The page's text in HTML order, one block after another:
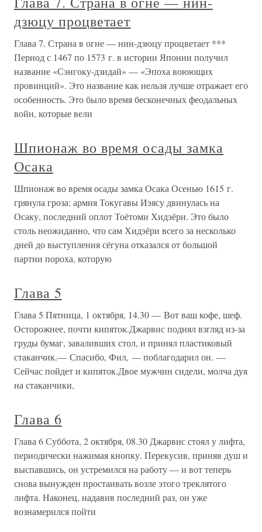
дзюцу процветает
Глава 7. Страна в огне — нин-дзюцу процветает ***
Период с 1467 по 1573 г. в истории Японии получил
название «Сэнгоку-дзидай» — «Эпоха воюющих
провинций». Это название как нельзя лучше отражает его
особенность. Это было время бесконечных феодальных
войн, которые вели
Шпионаж во время осады замка
Осака
Шпионаж во время осады замка Осака Осенью 1615 г.
грянула гроза: армия Токугавы Иэясу двинулась на
Осаку, последний оплот Тоётоми Хидэёри. Это было
столь неожиданно, что сам Хидэёри всего за несколько
дней до выступления сёгуна отказался от большой
партии пороха, которую
Глава 5
Глава 5 Пятница, 1 октября, 14.30 — Вот ваш кофе, шеф.
Осторожнее, почти кипяток.Джарвис поднял взгляд из-за
груды бумаг, заваливших стол, и принял пластиковый
стаканчик.— Спасибо, Фил, — поблагодарил он. —
Сейчас пойдет и кипяток.Двое мужчин сидели, молча дуя
на стаканчики,
Глава 6
Глава 6 Суббота, 2 октября, 08.30 Джарвис стоял у лифта,
периодически нажимая кнопку. Перекусив, приняв душ и
выспавшись, он устремился на работу — и вот теперь
снова вынужден простаивать возле этого треклятого
лифта. Наконец, надавив последний раз, он уже
вознамерился пойти